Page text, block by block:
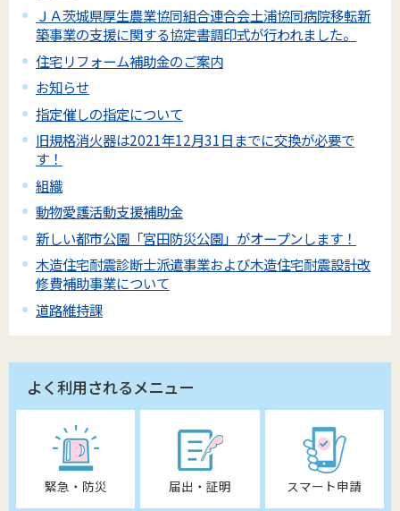
ＪＡ茨城県厚生農業協同組合連合会土浦協同病院移転新
築事業の支援に関する協定書調印式が行われました。
住宅リフォーム補助金のご案内
お知らせ
指定催しの指定について
旧規格消火器は2021年12月31日までに交換が必要で
す！
組織
動物愛護活動支援補助金
新しい都市公園「宮田防災公園」がオープンします！
木造住宅耐震診断士派遣事業および木造住宅耐震設計改
修費補助事業について
道路維持課
よく利用されるメニュー
緊急・防災 届出・証明 スマート申請